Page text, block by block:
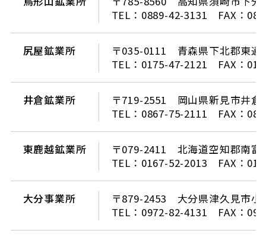
TEL：0889-42-3131 FAX：
尻屋鉱業所
〒035-0111 青森県下北郡東通
TEL：0175-47-2121 FAX：
井倉鉱業所
〒719-2551 岡山県新見市井倉
TEL：0867-75-2111 FAX：
東鹿越鉱業所
〒079-2411 北海道空知郡南富
TEL：0167-52-2013 FAX：
大分事業所
〒879-2453 大分県津久見市小
TEL：0972-82-4131 FAX：